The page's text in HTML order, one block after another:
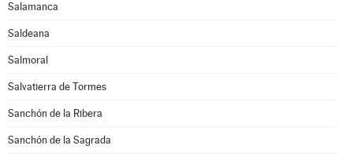
Salamanca
Saldeana
Salmoral
Salvatierra de Tormes
Sanchón de la Ribera
Sanchón de la Sagrada